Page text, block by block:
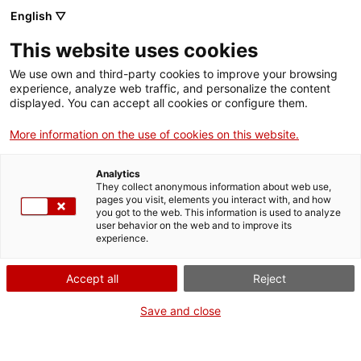
Més opcions
Cerca bàsica
frase exacta
fitxes de l'Optimot
castellà-català
verbs conjugats
Nova cerca
English ▽
This website uses cookies
We use own and third-party cookies to improve your browsing
experience, analyze web traffic, and personalize the content
displayed. You can accept all cookies or configure them.
More information on the use of cookies on this website.
Analytics
They collect anonymous information about web use,
pages you visit, elements you interact with, and how
you got to the web. This information is used to analyze
user behavior on the web and to improve its
experience.
Accept all Reject
Save and close